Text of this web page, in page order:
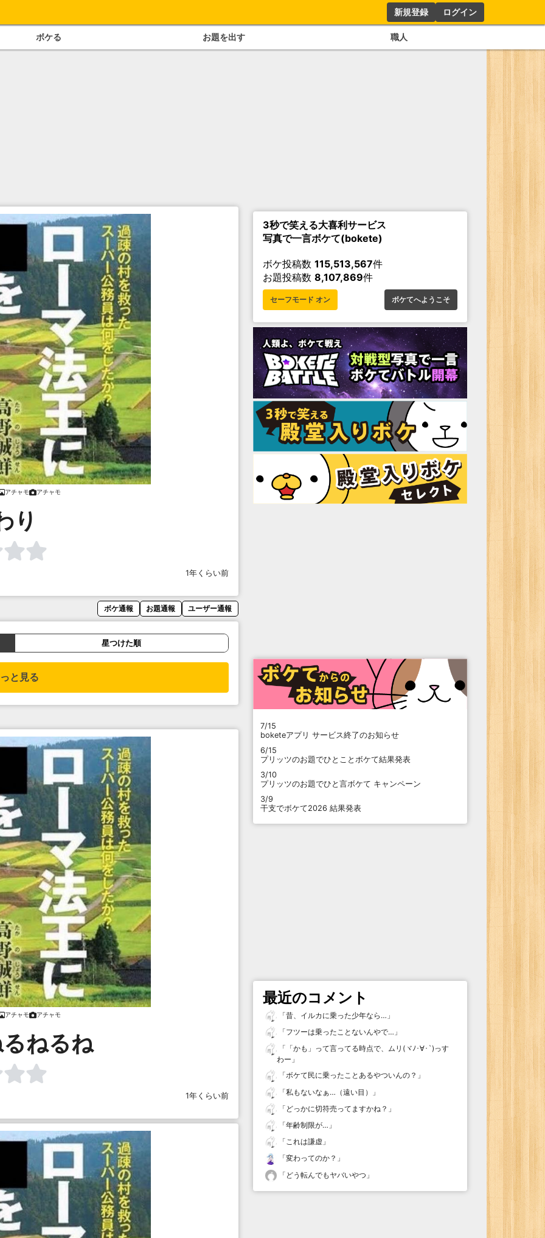
新規登録 ログイン
ボケる お題を出す 職人
アチャモ アチャモ
り
1年くらい前
ボケ通報 お題通報 ユーザー通報
星つけた順
と見る
アチャモ アチャモ
ねるね
1年くらい前
3秒で笑える大喜利サービス
写真で一言ボケて(bokete)
ボケ投稿数 115,513,567件
お題投稿数 8,107,869件
セーフモード オン ボケてへようこそ
7/15
boketeアプリ サービス終了のお知らせ
6/15
プリッツのお題でひとことボケて結果発表
3/10
プリッツのお題でひと言ボケて キャンペーン
3/9
干支でボケて2026 結果発表
最近のコメント
「昔、イルカに乗った少年なら… 」
「フツーは乗ったことないんやで… 」
「 「かも」って言ってる時点で、ムリ(ヾﾉ･∀･`)っす
わー 」
「ボケて民に乗ったことあるやついんの？ 」
「私もないなぁ…（遠い目）
」
「 どっかに切符売ってますかね？ 」
「年齢制限が… 」
「これは謙虚 」
「変わってのか？ 」
「 どう転んでもヤバいやつ 」